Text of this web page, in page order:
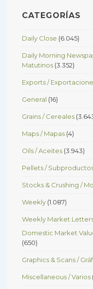
CATEGORÍAS
Daily Close (6.045)
Daily Morning
Matutinos (3.352)
Exports /
General (16)
Grains / Cereales
Maps / Mapas (4)
Oils / Aceites (3.943)
Pellets /
Stocks & Crushing /
Weekly (1.087)
Weekly Market
Domestic Market
(650)
Graphics & Scans /
Miscellaneous / Varios